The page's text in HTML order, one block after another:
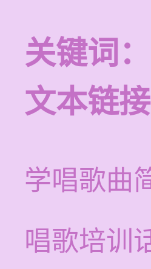
关键词：
文本链接
学唱歌曲
唱歌培训